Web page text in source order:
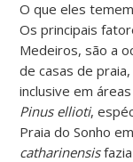
O que eles
Os principais
Medeiros, são a
de casas de
inclusive em
Pinus ellioti,
Praia do Sonho
catharinensis